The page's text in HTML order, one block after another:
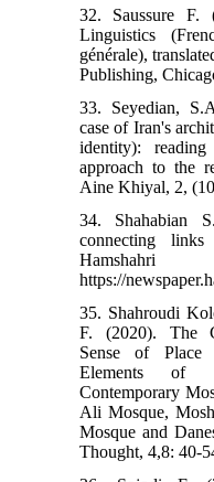
32. Saussure F.
Linguistics
générale),
Publishing,
33. Seyedian,
case of Iran's
identity):
approach to the
Aine Khiyal, 2,
34. Shahabian
connecting
https://
35. Shahroudi
F. (2020). The
Sense of Place
Elements of
Contemporary
Ali Mosque,
Mosque and
Thought, 4,8: 40-